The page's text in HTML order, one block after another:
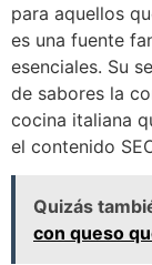
para aquellos
es una fuente
esenciales. Su
de sabores la
cocina italiana
el contenido
Quizás
con queso